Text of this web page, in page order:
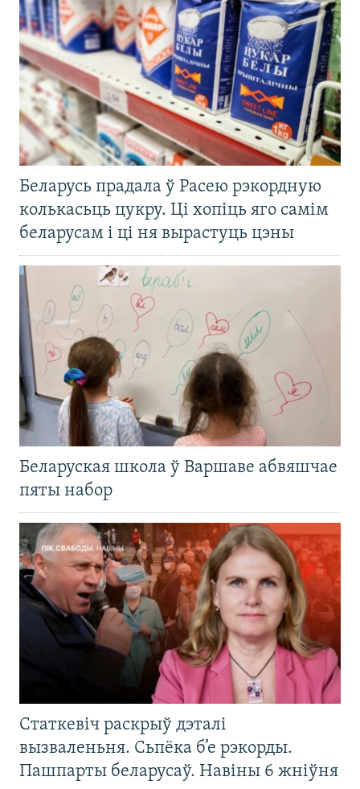
Беларусь прадала ў Расею рэкордную
колькасьць цукру. Ці хопіць яго самім
беларусам і ці ня вырастуць цэны
Беларуская школа ў Варшаве абвяшчае
пяты набор
Статкевіч раскрыў дэталі
вызваленьня. Сьпёка б’е рэкорды.
Пашпарты беларусаў. Навіны 6 жніўня